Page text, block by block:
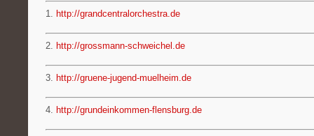
1. http://grandcentralorchestra.de
2. http://grossmann-schweichel.de
3. http://gruene-jugend-muelheim.de
4. http://grundeinkommen-flensburg.de